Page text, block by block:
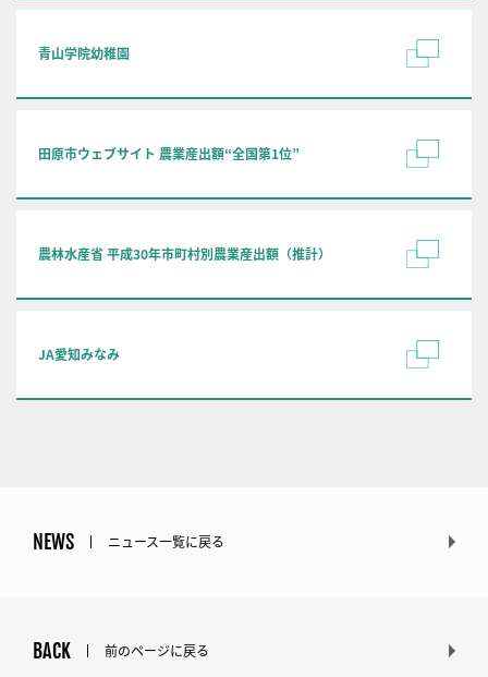
青山学院幼稚園
田原市ウェブサイト 農業産出額“全国第1位”
農林水産省 平成30年市町村別農業産出額（推計）
JA愛知みなみ
NEWS ニュース一覧に戻る
BACK 前のページに戻る